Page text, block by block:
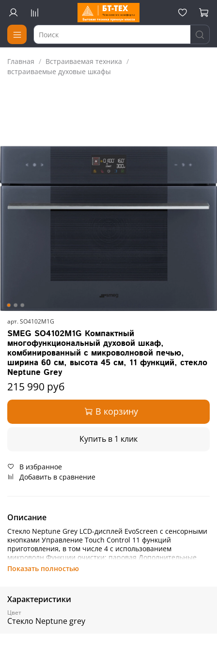
Главная
Встраиваемая техника
встраиваемые духовые шкафы
арт. SO4102M1G
SMEG SO4102M1G Компактный
многофункциональный духовой шкаф,
комбинированный с микроволновой печью,
ширина 60 см, высота 45 см, 11 функций, стекло
Neptune Grey
215 990 руб
В корзину
Купить в 1 клик
В избранное
Добавить в сравнение
Описание
Стекло Neptune Grey LCD-дисплей EvoScreen с сенсорными
кнопками Управление Touch Control 11 функций
приготовления, в том числе 4 с использованием
микроволн Функции очистки: паровая Дополнительные
функции: Размораживание по времени, Поднятие теста,
отсрочка включения, автоматическое выключение в конце
программы Акустический сигнал окончания
приготовления Режим Showroom Электронный контроль
температуры (30 – 250°С) Быстрый предварительный
Показать полностью
Характеристики
Цвет
Стекло Neptune grey